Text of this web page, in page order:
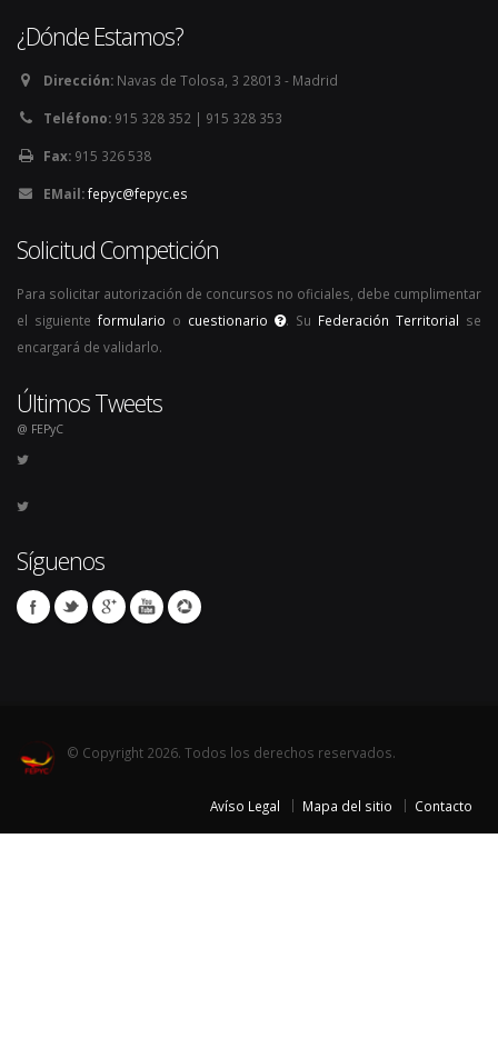
¿Dónde Estamos?
Dirección: Navas de Tolosa, 3 28013 - Madrid
Teléfono: 915 328 352 | 915 328 353
Fax: 915 326 538
EMail:fepyc@fepyc.es
Solicitud Competición
Para solicitar autorización de concursos no oficiales, debe cumplimentar
el siguiente formulario o cuestionario . Su Federación Territorial se
encargará de validarlo.
Últimos Tweets
@ FEPyC
Síguenos
© Copyright 2026. Todos los derechos reservados.
Avíso Legal Mapa del sitio Contacto